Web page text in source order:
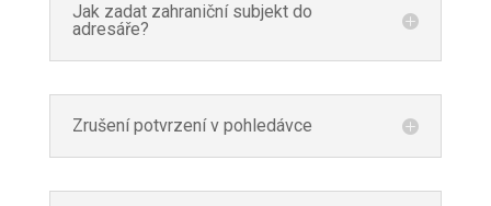
Jak zadat zahraniční subjekt do
adresáře?
Zrušení potvrzení v pohledávce